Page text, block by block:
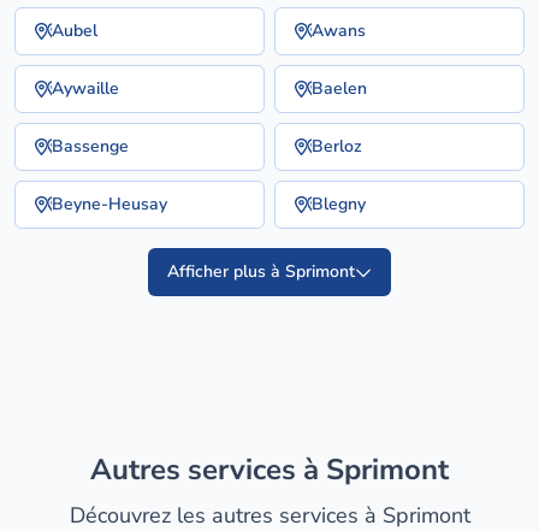
Aubel Awans
Aywaille Baelen
Bassenge Berloz
Beyne-Heusay Blegny
Afficher plus à Sprimont
Autres services à Sprimont
Découvrez les autres services à Sprimont